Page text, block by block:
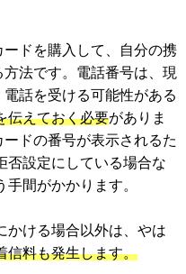
ドを購入して、自分の携
法です。電話番号は、現
話を受ける可能性がある
伝えておく必要がありま
ドの番号が表示されるた
否設定にしている場合な
間がかかります。
かける場合以外は、やは
信料も発生します。